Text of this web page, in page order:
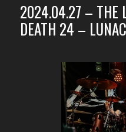
2024.04.27 – THE
DEATH 24 –